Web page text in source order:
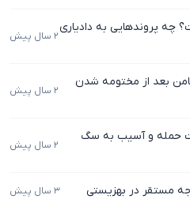
چه پروندهایی به دادیاری
۲ سال پیش
بعد از مختومه شدن
۲ سال پیش
حمله و آسیب به سگ
۲ سال پیش
مستقر در بهزیستی ۳ سال پیش